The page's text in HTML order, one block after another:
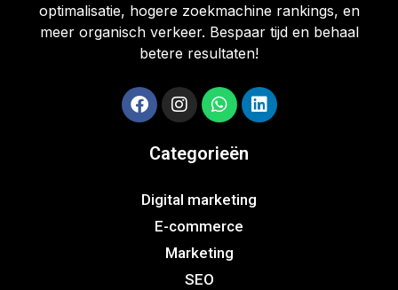
optimalisatie, hogere zoekmachine rankings, en
meer organisch verkeer. Bespaar tijd en behaal
betere resultaten!
Categorieën
Digital marketing
E-commerce
Marketing
SEO